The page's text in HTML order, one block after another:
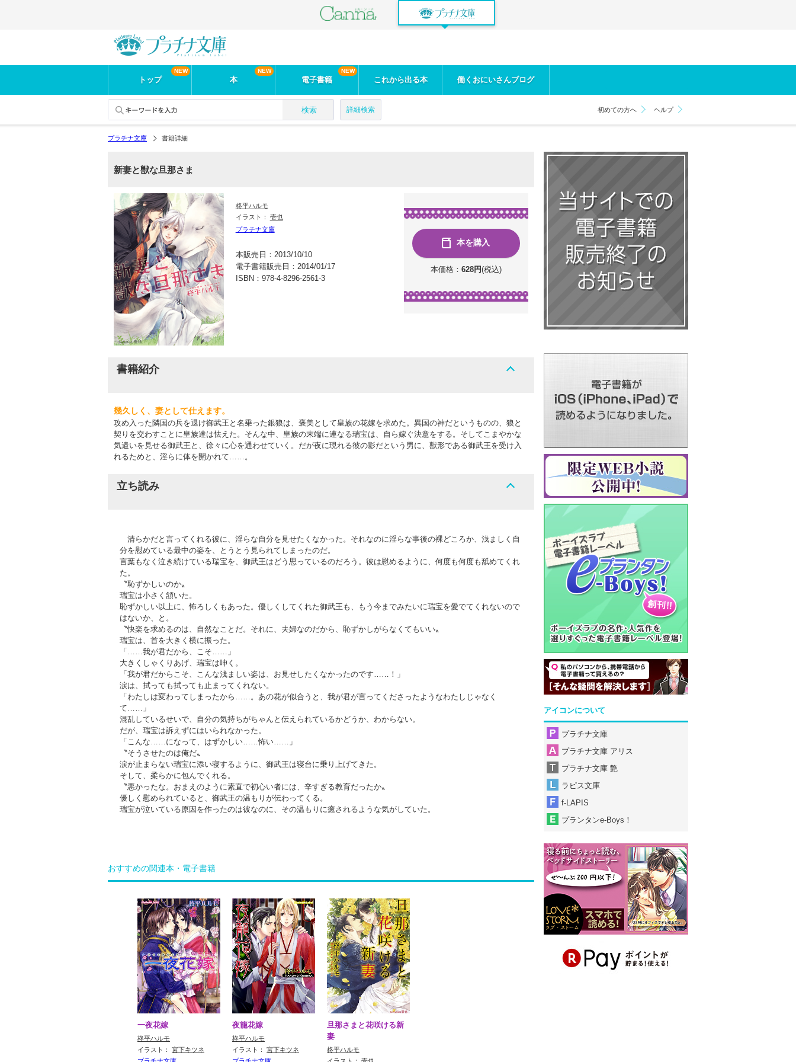
検索 詳細検索
トップ 本 電子書籍 これから出る本 働くおにいさんブログ
初めての方へ ヘルプ
プラチナ文庫 書籍詳細
新妻と獣な旦那さま
柊平ハルモ
イラスト： 壱也
プラチナ文庫
本を購入
本価格： 628円(税込)
本販売日： 2013/10/10
電子書籍販売日： 2014/01/17
ISBN： 978-4-8296-2561-3
書籍紹介
幾久しく、妻として仕えます。
攻め入った隣国の兵を退け御武王と名乗った銀狼は、褒美として皇族の花嫁を求めた。異国の神だというものの、狼と
契りを交わすことに皇族達は怯えた。そんな中、皇族の末端に連なる瑞宝は、自ら嫁ぐ決意をする。そしてこまやかな
気遣いを見せる御武王と、徐々に心を通わせていく。だが夜に現れる彼の影だという男に、獣形である御武王を受け入
れるためと、淫らに体を開かれて……。
立ち読み
清らかだと言ってくれる彼に、淫らな自分を見せたくなかった。それなのに淫らな事後の裸どころか、浅ましく自
分を慰めている最中の姿を、とうとう見られてしまったのだ。
言葉もなく泣き続けている瑞宝を、御武王はどう思っているのだろう。彼は慰めるように、何度も何度も舐めてくれ
た。
〝恥ずかしいのか〟
瑞宝は小さく頷いた。
恥ずかしい以上に、怖ろしくもあった。優しくしてくれた御武王も、もう今までみたいに瑞宝を愛でてくれないので
はないか、と。
〝快楽を求めるのは、自然なことだ。それに、夫婦なのだから、恥ずかしがらなくてもいい〟
瑞宝は、首を大きく横に振った。
「……我が君だから、こそ……」
大きくしゃくりあげ、瑞宝は呻く。
「我が君だからこそ、こんな浅ましい姿は、お見せしたくなかったのです……！」
涙は、拭っても拭っても止まってくれない。
「わたしは変わってしまったから……。あの花が似合うと、我が君が言ってくださったようなわたしじゃなく
て……」
混乱しているせいで、自分の気持ちがちゃんと伝えられているかどうか、わからない。
だが、瑞宝は訴えずにはいられなかった。
「こんな……になって、はずかしい……怖い……」
〝そうさせたのは俺だ〟
涙が止まらない瑞宝に添い寝するように、御武王は寝台に乗り上げてきた。
そして、柔らかに包んでくれる。
〝悪かったな。おまえのように素直で初心い者には、辛すぎる教育だったか〟
優しく慰められていると、御武王の温もりが伝わってくる。
瑞宝が泣いている原因を作ったのは彼なのに、その温もりに癒されるような気がしていた。
おすすめの関連本・電子書籍
一夜花嫁
柊平ハルモ
イラスト： 宮下キツネ
夜籠花嫁
柊平ハルモ
イラスト： 宮下キツネ
旦那さまと花咲ける新
妻
柊平ハルモ
アイコンについて
プラチナ文庫
プラチナ文庫 アリス
プラチナ文庫 艶
ラピス文庫
f-LAPIS
プランタンe-Boys！